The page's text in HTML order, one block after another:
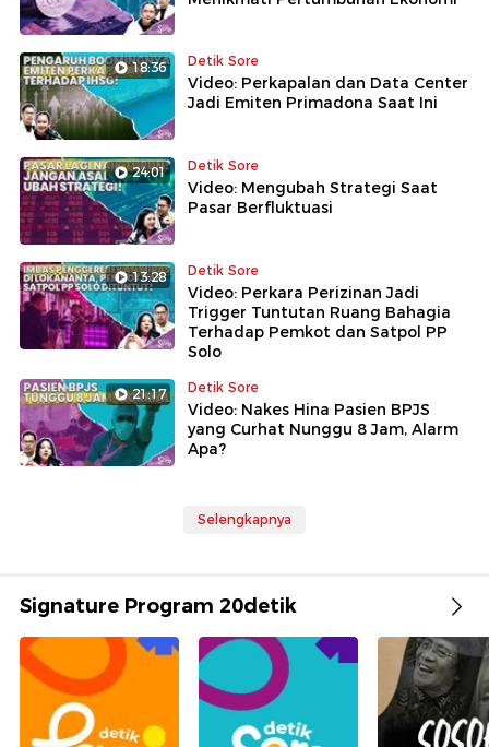
18:36 Detik Sore
Video: Perkapalan dan Data Center
Jadi Emiten Primadona Saat Ini
24:01 Detik Sore
Video: Mengubah Strategi Saat
Pasar Berfluktuasi
13:28 Detik Sore
Video: Perkara Perizinan Jadi
Trigger Tuntutan Ruang Bahagia
Terhadap Pemkot dan Satpol PP
Solo
21:17 Detik Sore
Video: Nakes Hina Pasien BPJS
yang Curhat Nunggu 8 Jam, Alarm
Apa?
Selengkapnya
Signature Program 20detik